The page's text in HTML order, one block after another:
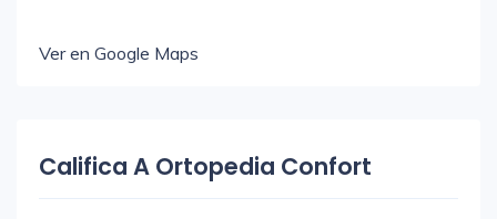
Ver en Google Maps
Califica A Ortopedia Confort